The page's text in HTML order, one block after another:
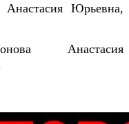
Анастасия Юрьевна,
Анастасия